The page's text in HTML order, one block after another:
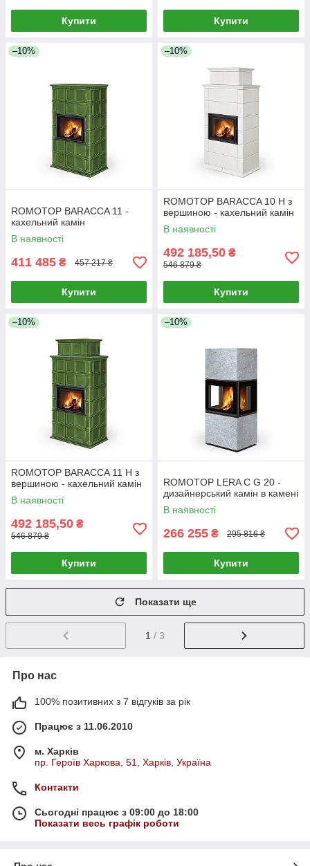
Купити Купити
–10%
ROMOTOP BARACCA 11 -
кахельний камін
В наявності
411 485 ₴ 457 217 ₴
Купити
–10%
ROMOTOP BARACCA 10 H з
вершиною - кахельний камін
В наявності
492 185,50 ₴
546 879 ₴
Купити
–10%
ROMOTOP BARACCA 11 H з
вершиною - кахельний камін
В наявності
492 185,50 ₴
546 879 ₴
Купити
–10%
ROMOTOP LERA C G 20 -
дизайнерський камін в камені
В наявності
266 255 ₴ 295 816 ₴
Купити
Показати ще
1 / 3
Про нас
100% позитивних з 7 відгуків за рік
Працює з 11.06.2010
м. Харків
пр. Героїв Харкова, 51, Харків, Україна
Контакти
Сьогодні працює з 09:00 до 18:00
Показати весь графік роботи